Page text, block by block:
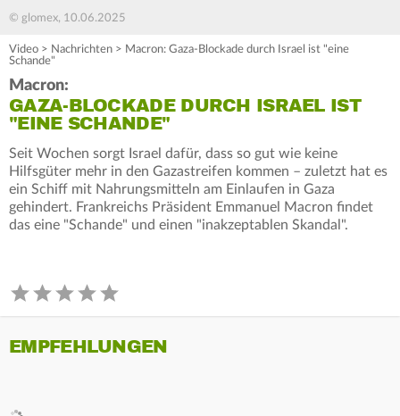
© glomex, 10.06.2025
Video > Nachrichten > Macron: Gaza-Blockade durch Israel ist "eine
Schande"
Macron:
GAZA-BLOCKADE DURCH ISRAEL IST
"EINE SCHANDE"
Seit Wochen sorgt Israel dafür, dass so gut wie keine
Hilfsgüter mehr in den Gazastreifen kommen – zuletzt hat es
ein Schiff mit Nahrungsmitteln am Einlaufen in Gaza
gehindert. Frankreichs Präsident Emmanuel Macron findet
das eine "Schande" und einen "inakzeptablen Skandal".
EMPFEHLUNGEN